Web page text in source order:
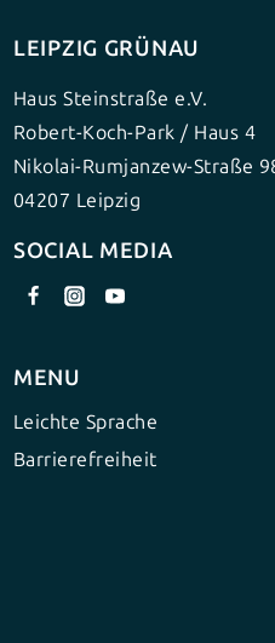
LEIPZIG GRÜNAU
Haus Steinstraße e.V.
Robert-Koch-Park / Haus 4
Nikolai-Rumjanzew-Straße
04207 Leipzig
SOCIAL MEDIA
MENU
Leichte Sprache
Barrierefreiheit